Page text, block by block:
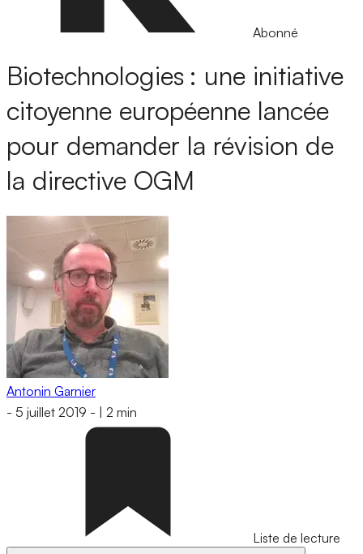
Abonné
Biotechnologies : une initiative
citoyenne européenne lancée
pour demander la révision de
la directive OGM
Antonin Garnier
- 5 juillet 2019 - 2 min
Liste de lecture